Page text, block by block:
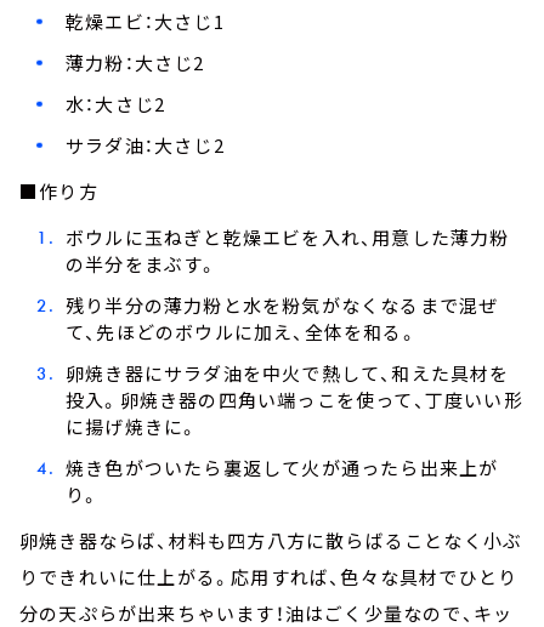
乾燥エビ：大さじ1
薄力粉：大さじ2
水：大さじ2
サラダ油：大さじ2
■作り方
ボウルに玉ねぎと乾燥エビを入れ、用意した薄力粉
の半分をまぶす。
残り半分の薄力粉と水を粉気がなくなるまで混ぜ
て、先ほどのボウルに加え、全体を和る。
卵焼き器にサラダ油を中火で熱して、和えた具材を
投入。卵焼き器の四角い端っこを使って、丁度いい形
に揚げ焼きに。
焼き色がついたら裏返して火が通ったら出来上が
り。
卵焼き器ならば、材料も四方八方に散らばることなく小ぶ
りできれいに仕上がる。応用すれば、色々な具材でひとり
分の天ぷらが出来ちゃいます！油はごく少量なので、キッ